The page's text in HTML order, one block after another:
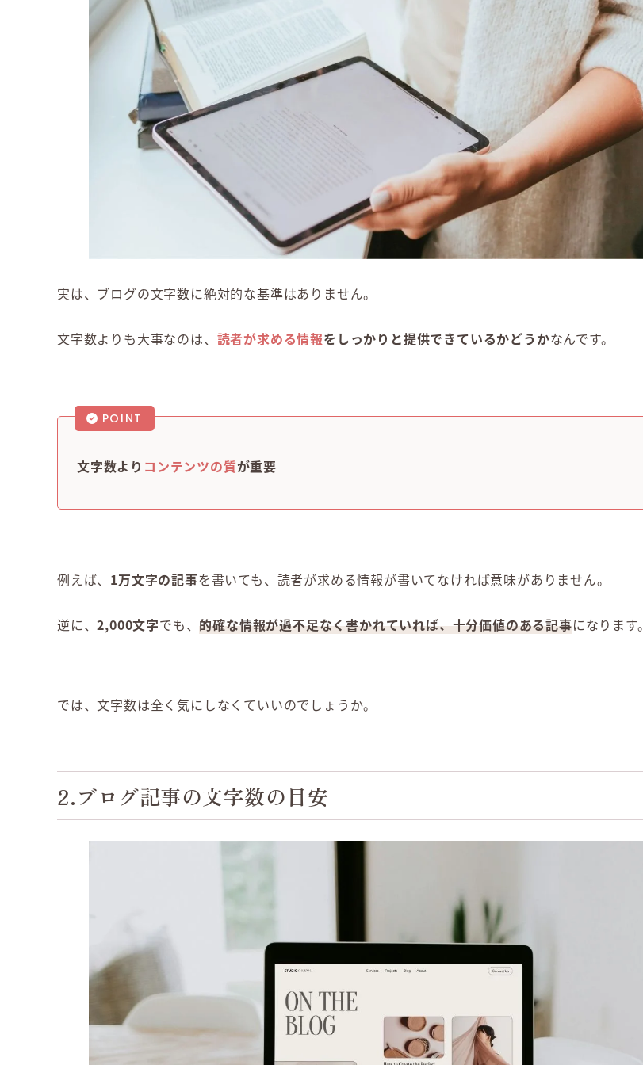
実は、ブログの文字数に絶対的な基準はありません。
文字数よりも大事なのは、 読者が求める情報をしっかりと提供できているかどうかなんです。
POINT
文字数より コンテンツの質が重要
例えば、 1万文字の記事を書いても、読者が求める情報が書いてなければ意味がありません。
逆に、2,000文字でも、的確な情報が過不足なく書かれていれば、十分価値のある記事になります。
では、文字数は全く気にしなくていいのでしょうか。
2.ブログ記事の文字数の目安